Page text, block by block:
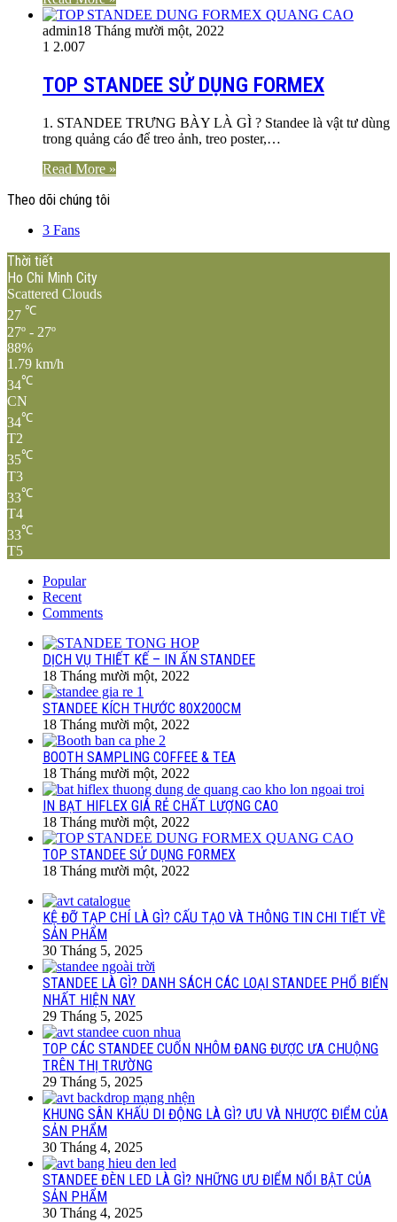
admin18 Tháng mười một, 2022
1 2.007
TOP STANDEE SỬ DỤNG FORMEX
1. STANDEE TRƯNG BÀY LÀ GÌ ? Standee là vật tư dùng
trong quảng cáo để treo ảnh, treo poster,…
Read More »
Theo dõi chúng tôi
3 Fans
Thời tiết
Ho Chi Minh City
Scattered Clouds
27 ℃
27º - 27º
88%
1.79 km/h
34℃
CN
34℃
T2
35℃
T3
33℃
T4
33℃
T5
Popular
Recent
Comments
DỊCH VỤ THIẾT KẾ – IN ẤN STANDEE
18 Tháng mười một, 2022
STANDEE KÍCH THƯỚC 80X200CM
18 Tháng mười một, 2022
BOOTH SAMPLING COFFEE & TEA
18 Tháng mười một, 2022
IN BẠT HIFLEX GIÁ RẺ CHẤT LƯỢNG CAO
18 Tháng mười một, 2022
TOP STANDEE SỬ DỤNG FORMEX
18 Tháng mười một, 2022
KỆ ĐỠ TẠP CHÍ LÀ GÌ? CẤU TẠO VÀ THÔNG TIN CHI TIẾT VỀ
SẢN PHẨM
30 Tháng 5, 2025
STANDEE LÀ GÌ? DANH SÁCH CÁC LOẠI STANDEE PHỔ BIẾN
NHẤT HIỆN NAY
29 Tháng 5, 2025
TOP CÁC STANDEE CUỐN NHÔM ĐANG ĐƯỢC ƯA CHUỘNG
TRÊN THỊ TRƯỜNG
29 Tháng 5, 2025
KHUNG SÂN KHẤU DI ĐỘNG LÀ GÌ? ƯU VÀ NHƯỢC ĐIỂM CỦA
SẢN PHẨM
30 Tháng 4, 2025
STANDEE ĐÈN LED LÀ GÌ? NHỮNG ƯU ĐIỂM NỔI BẬT CỦA
SẢN PHẨM
30 Tháng 4, 2025